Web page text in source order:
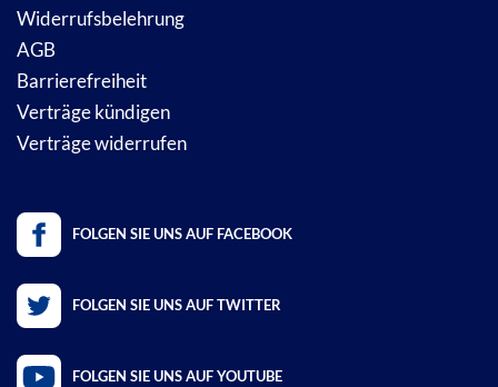
Widerrufsbelehrung
AGB
Barrierefreiheit
Verträge kündigen
Verträge widerrufen
FOLGEN SIE UNS AUF FACEBOOK
FOLGEN SIE UNS AUF TWITTER
FOLGEN SIE UNS AUF YOUTUBE